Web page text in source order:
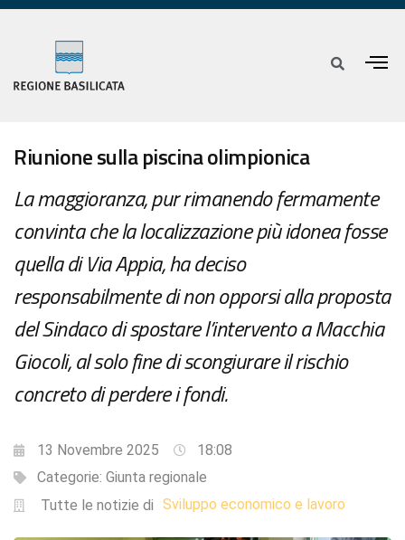
Riunione sulla piscina olimpionica
La maggioranza, pur rimanendo fermamente
convinta che la localizzazione più idonea fosse
quella di Via Appia, ha deciso
responsabilmente di non opporsi alla proposta
del Sindaco di spostare l’intervento a Macchia
Giocoli, al solo fine di scongiurare il rischio
concreto di perdere i fondi.
13 Novembre 2025
18:08
Categorie: Giunta regionale
Tutte le notizie di Sviluppo economico e lavoro